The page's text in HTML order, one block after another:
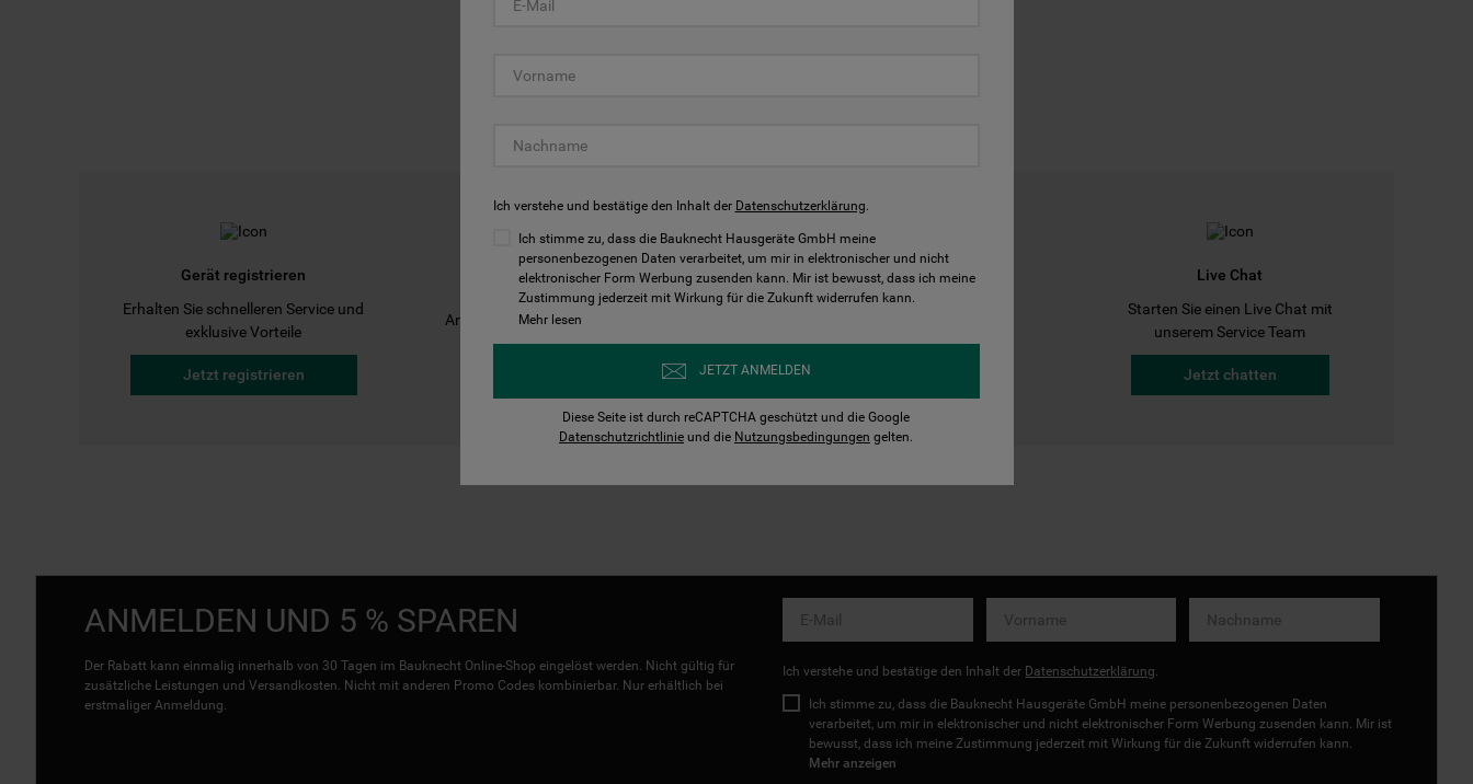
Gerät registrieren
Erhalten Sie schnelleren Service und
exklusive Vorteile
Jetzt registrieren
Bedienungsanleitungen
Anleitungen finden und herunterladen
Kontakt
Live Chat
Starten Sie einen Live Chat mit
unserem Service Team
Jetzt chatten
ANMELDEN UND 5 % SPAREN
Der Rabatt kann einmalig innerhalb von 30 Tagen im Bauknecht Online-Shop eingelöst werden. Nicht gültig für
zusätzliche Leistungen und Versandkosten. Nicht mit anderen Promo Codes kombinierbar. Nur erhältlich bei
erstmaliger Anmeldung.
Ich verstehe und bestätige den Inhalt der Datenschutzerklärung
Ich stimme zu, dass die Bauknecht Hausgeräte GmbH meine personenbezogenen Daten
verarbeitet, um mir in elektronischer und nicht elektronischer Form Werbung zusenden kann. Mir ist
bewusst, dass ich meine Zustimmung jederzeit mit Wirkung für die Zukunft widerrufen kann.
Mehr anzeigen
Ich verstehe und bestätige den Inhalt der Datenschutzerklärung.
Ich stimme zu, dass die Bauknecht Hausgeräte GmbH meine
personenbezogenen Daten verarbeitet, um mir in elektronischer und nicht
elektronischer Form Werbung zusenden kann. Mir ist bewusst, dass ich meine
Zustimmung jederzeit mit Wirkung für die Zukunft widerrufen kann.
Mehr lesen
JETZT ANMELDEN
Diese Seite ist durch reCAPTCHA geschützt und die Google
Datenschutzrichtlinie und die Nutzungsbedingungen gelten.